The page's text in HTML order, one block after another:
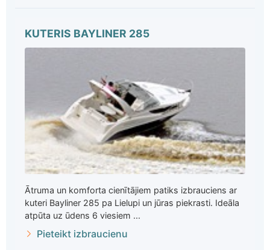
KUTERIS BAYLINER 285
Ātruma un komforta cienītājiem patiks izbrauciens ar
kuteri Bayliner 285 pa Lielupi un jūras piekrasti. Ideāla
atpūta uz ūdens 6 viesiem ...
Pieteikt izbraucienu